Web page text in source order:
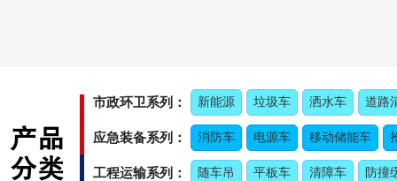
市政环卫系列： 新能源 垃圾车 洒水车 道路
应急装备系列： 消防车 电源车 移动储能车
工程运输系列： 随车吊 平板车 清障车
防撞